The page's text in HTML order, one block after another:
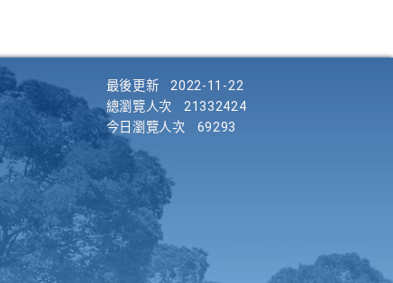
最後更新
2022-11-22
總瀏覽人次
21332424
今日瀏覽人次
69293